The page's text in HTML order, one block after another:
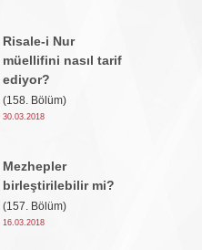
Risale-i Nur
müellifini nasıl tarif
ediyor?
(158. Bölüm)
30.03.2018
Mezhepler
birleştirilebilir mi?
(157. Bölüm)
16.03.2018